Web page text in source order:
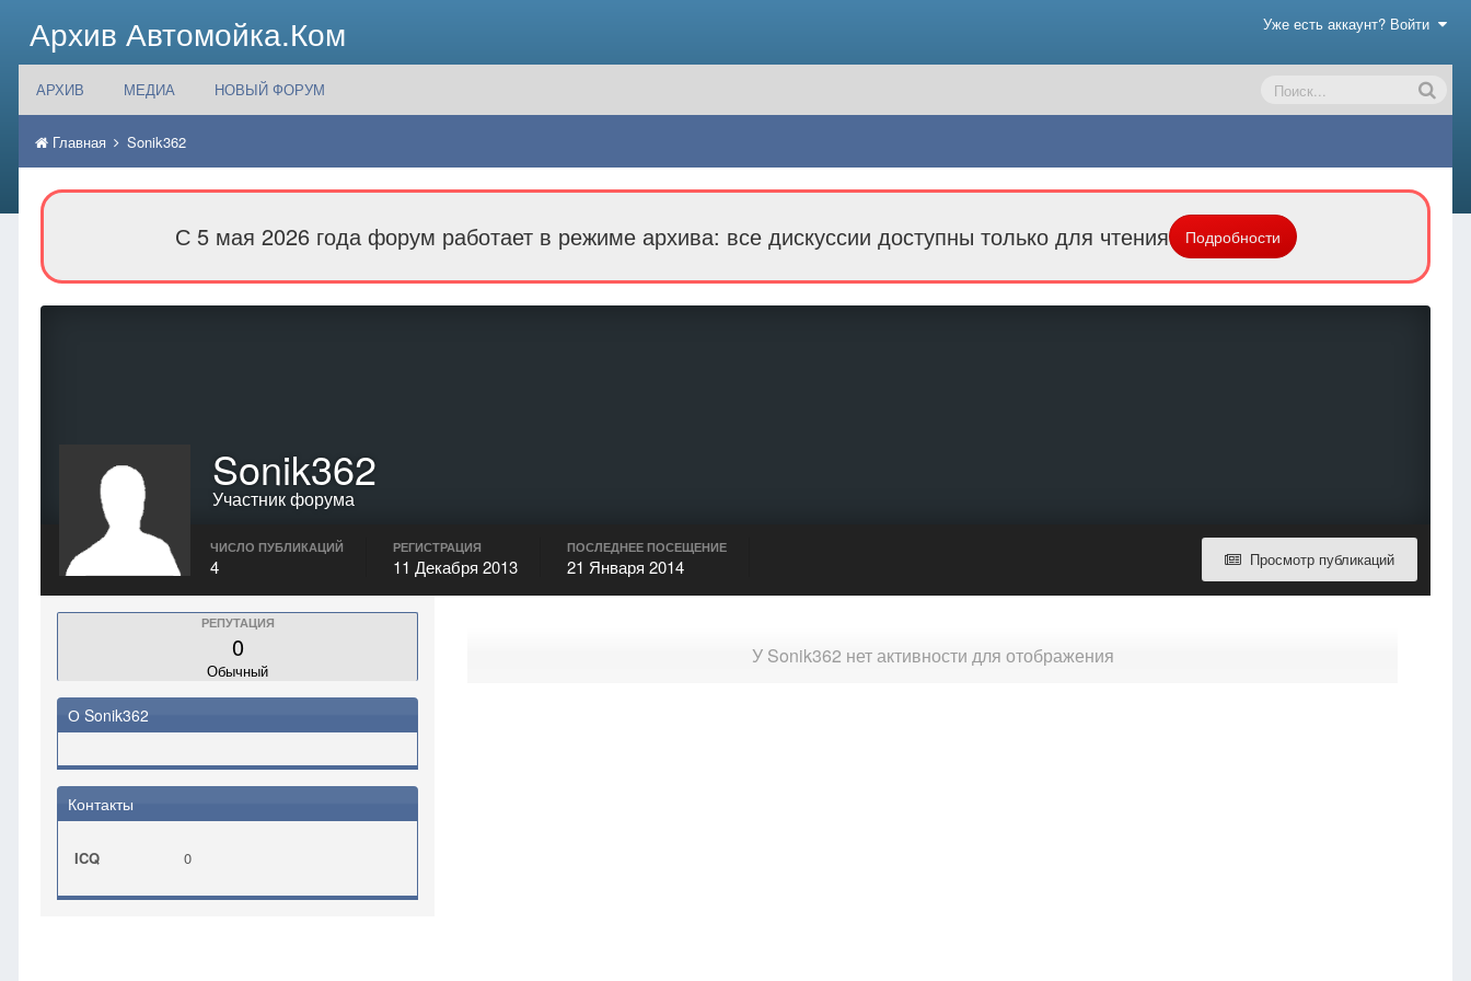
Архив Автомойка.Ком Уже есть аккаунт? Войти
АРХИВ МЕДИА НОВЫЙ ФОРУМ
Главная Sonik362
С 5 мая 2026 года форум работает в режиме архива: все дискуссии доступны только для чтения Подробности
Sonik362
Участник форума
Просмотр публикаций
ЧИСЛО ПУБЛИКАЦИЙ
4
РЕГИСТРАЦИЯ
11 Декабря 2013
ПОСЛЕДНЕЕ ПОСЕЩЕНИЕ
21 Января 2014
РЕПУТАЦИЯ
0
Обычный
О Sonik362
Контакты
ICQ 0
У Sonik362 нет активности для отображения